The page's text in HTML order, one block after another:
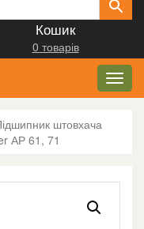
Кошик
0 товарів
штовхача
АР 61, 71